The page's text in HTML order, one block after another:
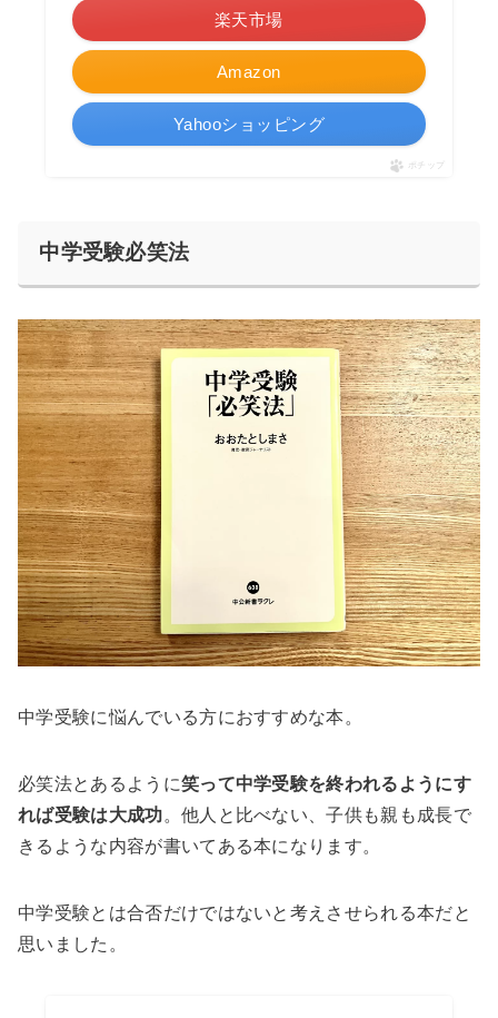
Amazon
楽天市場
Yahooショッピング
ポチップ
中学受験必笑法
中学受験に悩んでいる方におすすめな本。
必笑法とあるように笑って中学受験を終われるようにす
れば受験は大成功。他人と比べない、子供も親も成長で
きるような内容が書いてある本になります。
中学受験とは合否だけではないと考えさせられる本だと
思いました。